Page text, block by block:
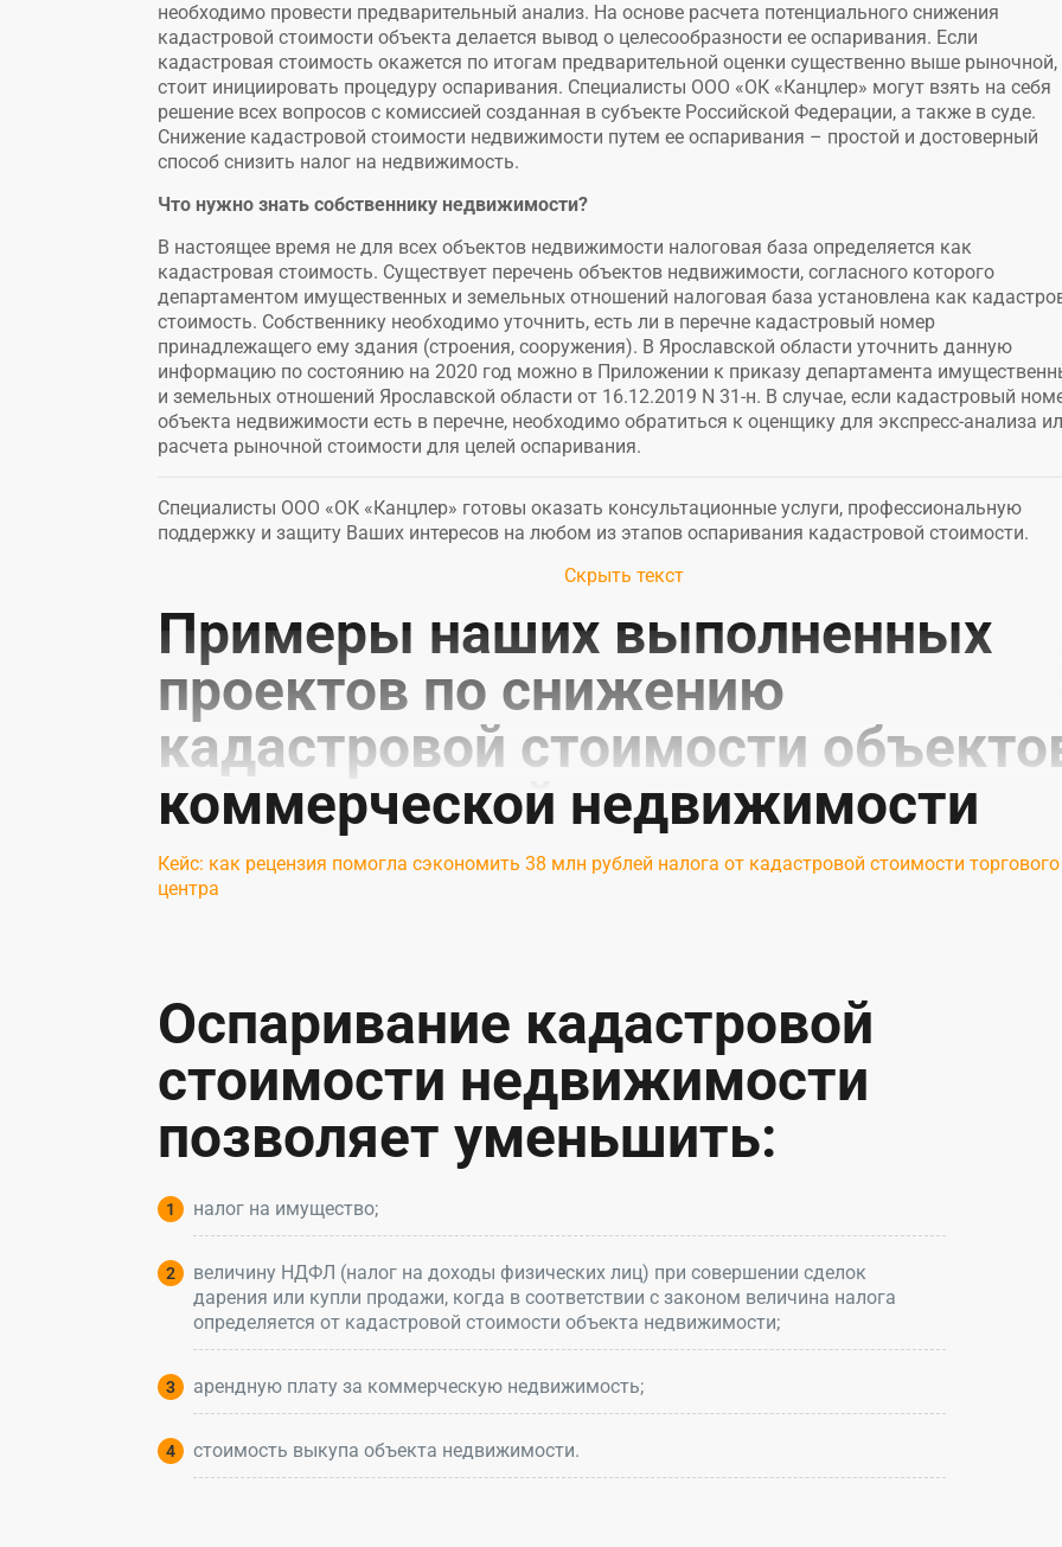
необходимо провести предварительный анализ. На основе расчета потенциального снижения
кадастровой стоимости объекта делается вывод о целесообразности ее оспаривания. Если
кадастровая стоимость окажется по итогам предварительной оценки существенно выше рыночной,
стоит инициировать процедуру оспаривания. Специалисты ООО «ОК «Канцлер» могут взять на себя
решение всех вопросов с комиссией созданная в субъекте Российской Федерации, а также в суде.
Снижение кадастровой стоимости недвижимости путем ее оспаривания – простой и достоверный
способ снизить налог на недвижимость.
Что нужно знать собственнику недвижимости?
В настоящее время не для всех объектов недвижимости налоговая база определяется как
кадастровая стоимость. Существует перечень объектов недвижимости, согласного которого
департаментом имущественных и земельных отношений налоговая база установлена как
стоимость. Собственнику необходимо уточнить, есть ли в перечне кадастровый номер
принадлежащего ему здания (строения, сооружения). В Ярославской области уточнить данную
информацию по состоянию на 2020 год можно в Приложении к приказу департамента
и земельных отношений Ярославской области от 16.12.2019 N 31-н. В случае, если кадастровый
объекта недвижимости есть в перечне, необходимо обратиться к оценщику для экспресс-анализа
расчета рыночной стоимости для целей оспаривания.
Специалисты ООО «ОК «Канцлер» готовы оказать консультационные услуги, профессиональную
поддержку и защиту Ваших интересов на любом из этапов оспаривания кадастровой стоимости.
Скрыть текст
Примеры наших выполненных
проектов по снижению
кадастровой стоимости
коммерческой недвижимости
Кейс: как рецензия помогла сэкономить 38 млн рублей налога от кадастровой стоимости торгового
центра
Оспаривание кадастровой
стоимости недвижимости
позволяет уменьшить:
налог на имущество;
величину НДФЛ (налог на доходы физических лиц) при совершении сделок
дарения или купли продажи, когда в соответствии с законом величина налога
определяется от кадастровой стоимости объекта недвижимости;
арендную плату за коммерческую недвижимость;
стоимость выкупа объекта недвижимости.